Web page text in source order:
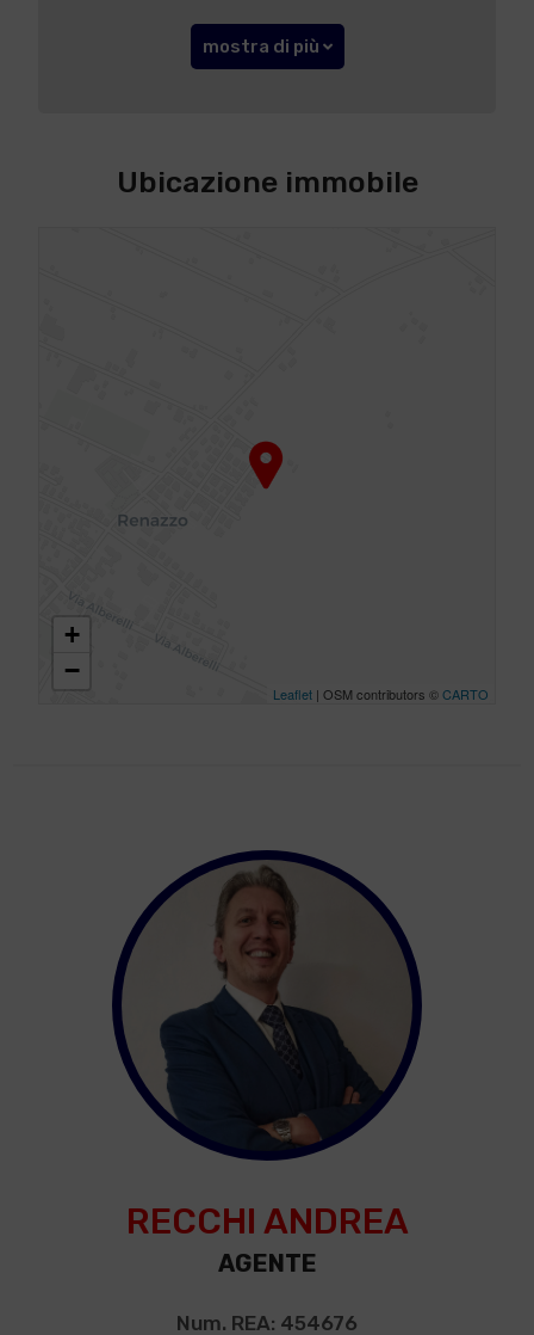
mostra di più
Ubicazione immobile
+
−
Leaflet| OSM contributors ©CARTO
RECCHI ANDREA
AGENTE
Num. REA: 454676